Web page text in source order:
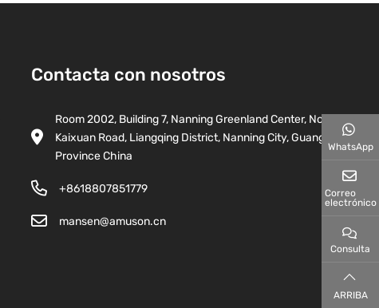
Contacta con nosotros
Room 2002, Building 7, Nanning Greenland Center, No. 15,
Kaixuan Road, Liangqing District, Nanning City, Guangxi
Province China
+8618807851779
mansen@amuson.cn
WhatsApp
Correo
electrónico
Consulta
ARRIBA